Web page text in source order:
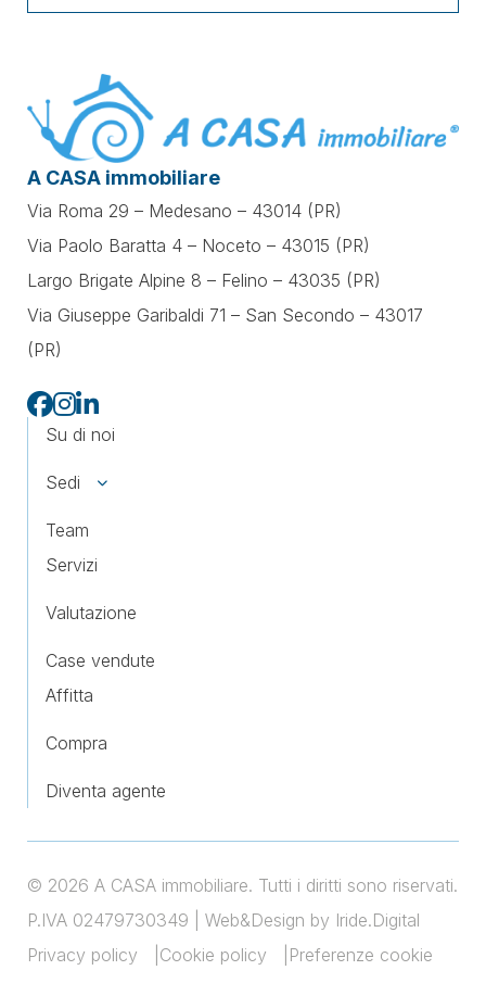
A CASA immobiliare
Via Roma 29 – Medesano – 43014 (PR)
Via Paolo Baratta 4 – Noceto – 43015 (PR)
Largo Brigate Alpine 8 – Felino – 43035 (PR)
Via Giuseppe Garibaldi 71 – San Secondo – 43017
(PR)
Su di noi
Sedi
Team
Servizi
Valutazione
Case vendute
Affitta
Compra
Diventa agente
© 2026 A CASA immobiliare. Tutti i diritti sono riservati.
P.IVA 02479730349 | Web&Design by Iride.Digital
Privacy policy
Cookie policy Preferenze cookie